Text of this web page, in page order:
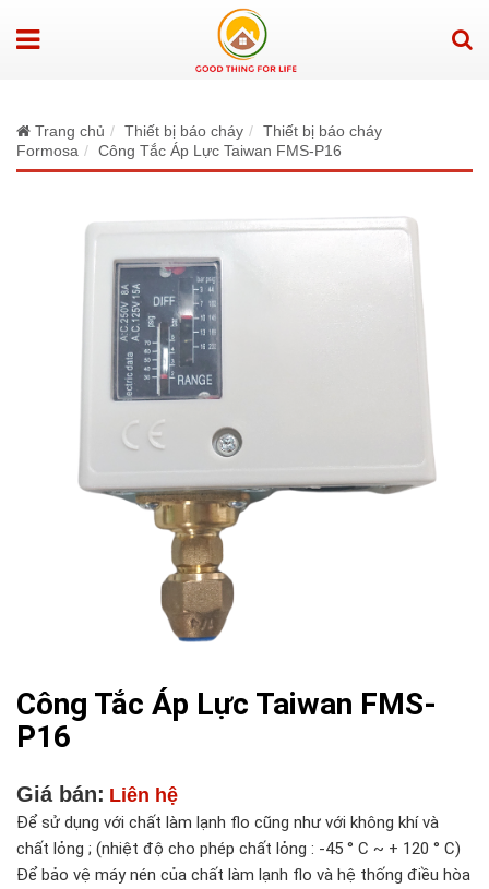
Trang chủ Thiết bị báo cháy
Thiết bị báo cháy
Formosa
Công Tắc Áp Lực Taiwan FMS-P16
Công Tắc Áp Lực Taiwan FMS-
P16
Giá bán: Liên hệ
Để sử dụng với chất làm lạnh flo cũng như với không khí và
chất lỏng ; (nhiệt độ cho phép chất lỏng : -45 ° C ~ + 120 ° C)
Để bảo vệ máy nén của chất làm lạnh flo và hệ thống điều hòa